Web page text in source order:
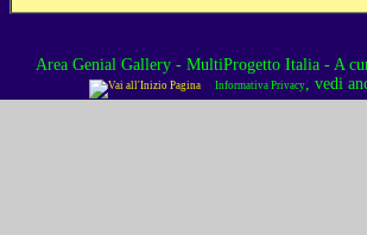
Area Genial Gallery - MultiProgetto Italia- A
Informativa Privacy, vedi